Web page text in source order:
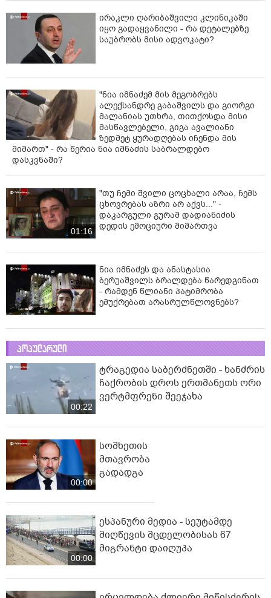
ირაკლი ღარიბაშვილი კლინიკაში
იყო გადაყვანილი - რა დეტალებზე
საუბრობს მისი ადვოკატი?
"ნია იმნაძემ მის მეგობრებს
ალექსანდრე გაბაშვილს და გიორგი
მალანიას უთხრა, თითქოსდა მისი
მასწავლებელი, გიგა ავალიანი
ზედმეტ ყურადღებას იჩენდა მის
მიმართ" - რა წერია ნია იმნაძის საბრალდებო
დასკვნაში?
01:16
"თუ ჩემი შვილი ცოცხალი არაა, ჩემს
ცხოვრებას აზრი არ აქვს..." -
დაკარგული გურამ დადიანიძის
დედის ემოციური მიმართვა
ნია იმნაძეს და ანასტასია
ბერუაშვილს ბრალდება წარედგინათ
- რამდენ წლიანი პატიმრობა
ემუქრებათ არასრულწლოვნებს?
პოპულარული
00:22
ტრაგედია საბერძნეთში - ხანძრის
ჩაქრობის დროს ერთმანეთს ორი
ვერტმფრენი შეეჯახა
00:00
სომხეთის
მთავრობა
გადადგა
00:00
ესპანური მედია - სეუტამდე
მიღწევის მცდელობისას 67
მიგრანტი დაიღუპა